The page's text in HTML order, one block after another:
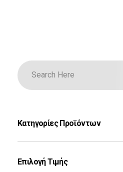
Κατηγορίες Προϊόντων
Ζεύς
Επιλογή Τιμής